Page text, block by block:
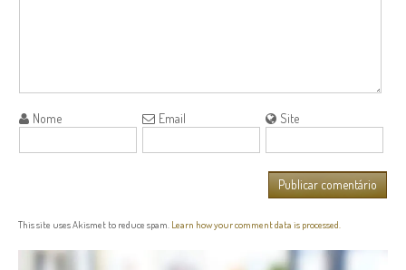
Nome Email Site
This site uses Akismet to reduce spam. Learn how your comment data is processed.